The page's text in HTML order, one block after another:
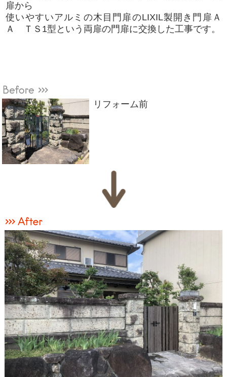
扉から
使いやすいアルミの木目門扉のLIXIL製開き門扉Ａ
Ａ ＴＳ1型という両扉の門扉に交換した工事です。
リフォーム前